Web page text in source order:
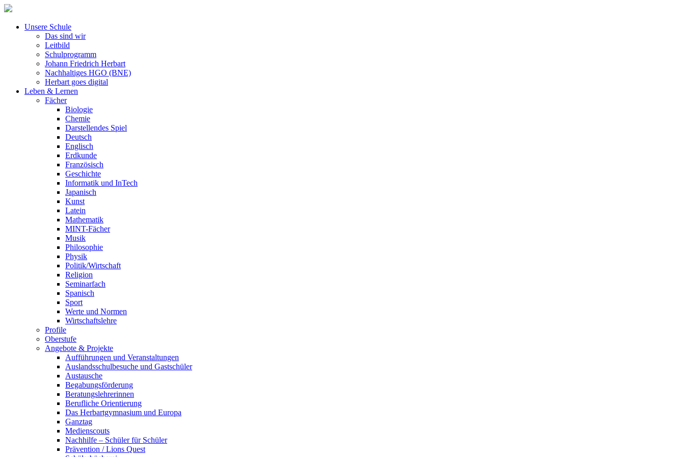
Unsere Schule
Das sind wir
Leitbild
Schulprogramm
Johann Friedrich Herbart
Nachhaltiges HGO (BNE)
Herbart goes digital
Leben & Lernen
Fächer
Biologie
Chemie
Darstellendes Spiel
Deutsch
Englisch
Erdkunde
Französisch
Geschichte
Informatik und InTech
Japanisch
Kunst
Latein
Mathematik
MINT-Fächer
Musik
Philosophie
Physik
Politik/Wirtschaft
Religion
Seminarfach
Spanisch
Sport
Werte und Normen
Wirtschaftslehre
Profile
Oberstufe
Angebote & Projekte
Aufführungen und Veranstaltungen
Auslandsschulbesuche und Gastschüler
Austausche
Begabungsförderung
Beratungslehrerinnen
Berufliche Orientierung
Das Herbartgymnasium und Europa
Ganztag
Medienscouts
Nachhilfe – Schüler für Schüler
Prävention / Lions Quest